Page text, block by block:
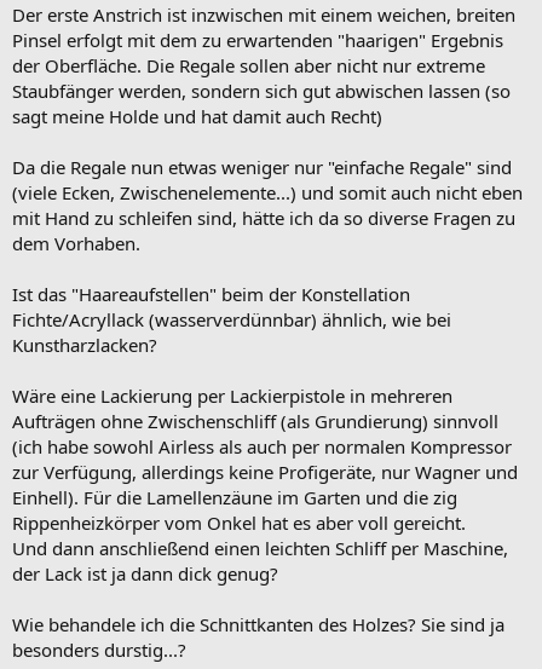
Der erste Anstrich ist inzwischen mit einem weichen, breiten
Pinsel erfolgt mit dem zu erwartenden "haarigen" Ergebnis
der Oberfläche. Die Regale sollen aber nicht nur extreme
Staubfänger werden, sondern sich gut abwischen lassen (so
sagt meine Holde und hat damit auch Recht)
Da die Regale nun etwas weniger nur "einfache Regale" sind
(viele Ecken, Zwischenelemente...) und somit auch nicht eben
mit Hand zu schleifen sind, hätte ich da so diverse Fragen zu
dem Vorhaben.
Ist das "Haareaufstellen" beim der Konstellation
Fichte/Acryllack (wasserverdünnbar) ähnlich, wie bei
Kunstharzlacken?
Wäre eine Lackierung per Lackierpistole in mehreren
Aufträgen ohne Zwischenschliff (als Grundierung) sinnvoll
(ich habe sowohl Airless als auch per normalen Kompressor
zur Verfügung, allerdings keine Profigeräte, nur Wagner und
Einhell). Für die Lamellenzäune im Garten und die zig
Rippenheizkörper vom Onkel hat es aber voll gereicht.
Und dann anschließend einen leichten Schliff per Maschine,
der Lack ist ja dann dick genug?
Wie behandele ich die Schnittkanten des Holzes? Sie sind ja
besonders durstig...?